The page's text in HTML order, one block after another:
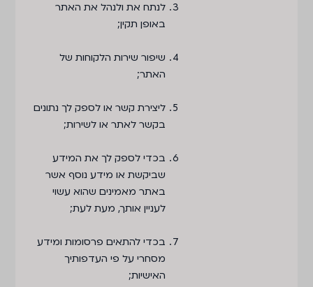
לנתח את ולנהל את האתר
באופן תקין;
שיפור שירות הלקוחות של
האתר;
ליצירת קשר או לספק לך נתונים
בקשר לאתר או לשירות;
בכדי לספק לך את המידע
שביקשת או מידע נוסף אשר
באתר מאמינים שהוא עשוי
לעניין אותך, מעת לעת;
בכדי להתאים פרסומות ומידע
מסחרי על פי העדפותיך
האישיות;